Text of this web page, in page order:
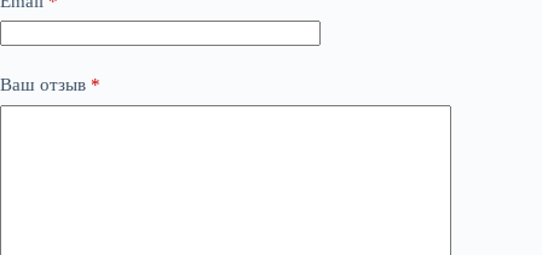
Ваш отзыв *